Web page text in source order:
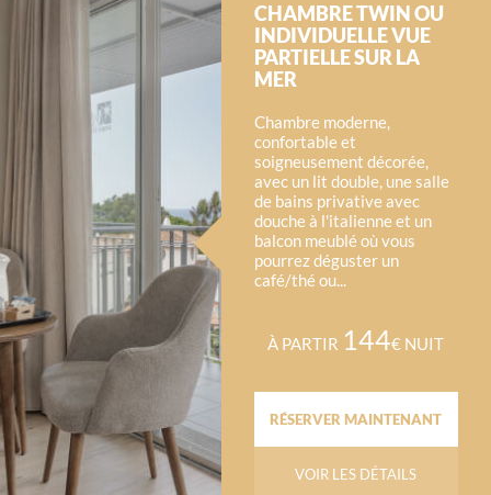
CHAMBRE TWIN OU
INDIVIDUELLE VUE
PARTIELLE SUR LA
MER
Chambre moderne,
confortable et
soigneusement décorée,
avec un lit double, une salle
de bains privative avec
douche à l'italienne et un
balcon meublé où vous
pourrez déguster un
café/thé ou...
À PARTIR 144€ NUIT
RÉSERVER MAINTENANT
VOIR LES DÉTAILS